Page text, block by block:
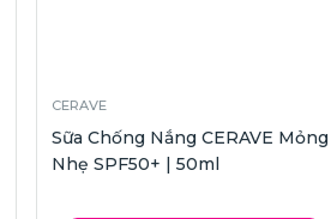
CERAVE
Sữa Chống Nắng CERAVE Mỏng
Nhẹ SPF50+ | 50ml